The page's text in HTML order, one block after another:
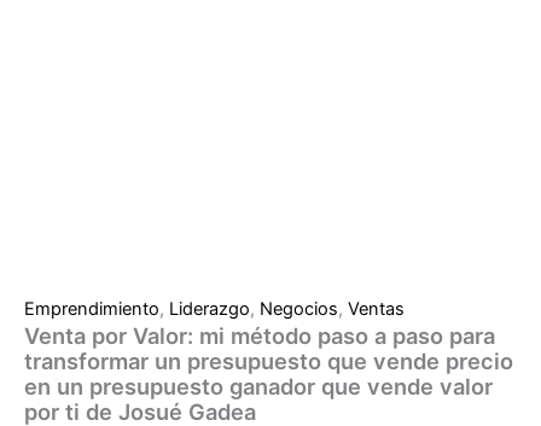
Emprendimiento, Liderazgo, Negocios, Ventas
Venta por Valor: mi método paso a paso para
transformar un presupuesto que vende precio
en un presupuesto ganador que vende valor
por ti de Josué Gadea